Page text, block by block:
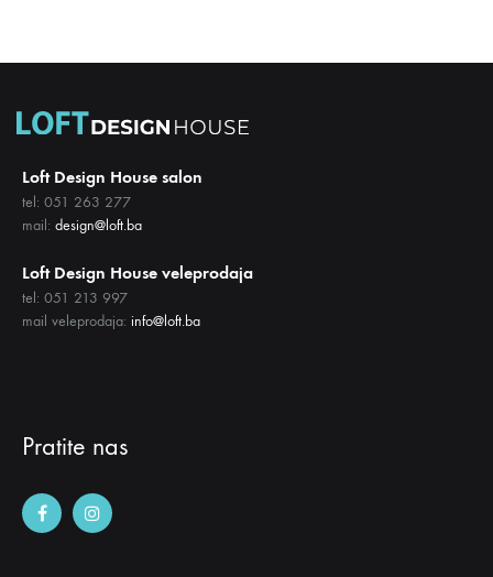
Loft Design House salon
tel: 051 263 277
mail: design@loft.ba
Loft Design House veleprodaja
tel: 051 213 997
mail veleprodaja: info@loft.ba
Pratite nas